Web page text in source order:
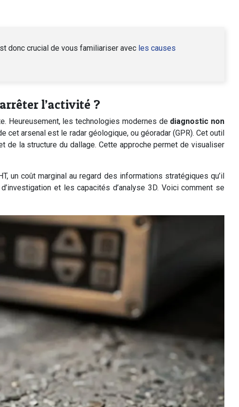
donc crucial de vous familiariser avec les causes
l’activité ?
Heureusement, les technologies modernes de diagnostic non
arsenal est le radar géologique, ou géoradar (GPR). Cet outil
de la structure du dallage. Cette approche permet de visualiser
un coût marginal au regard des informations stratégiques qu’il
et les capacités d’analyse 3D. Voici comment se